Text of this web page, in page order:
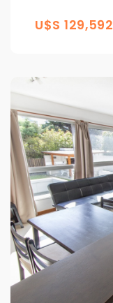
U$S 129,592